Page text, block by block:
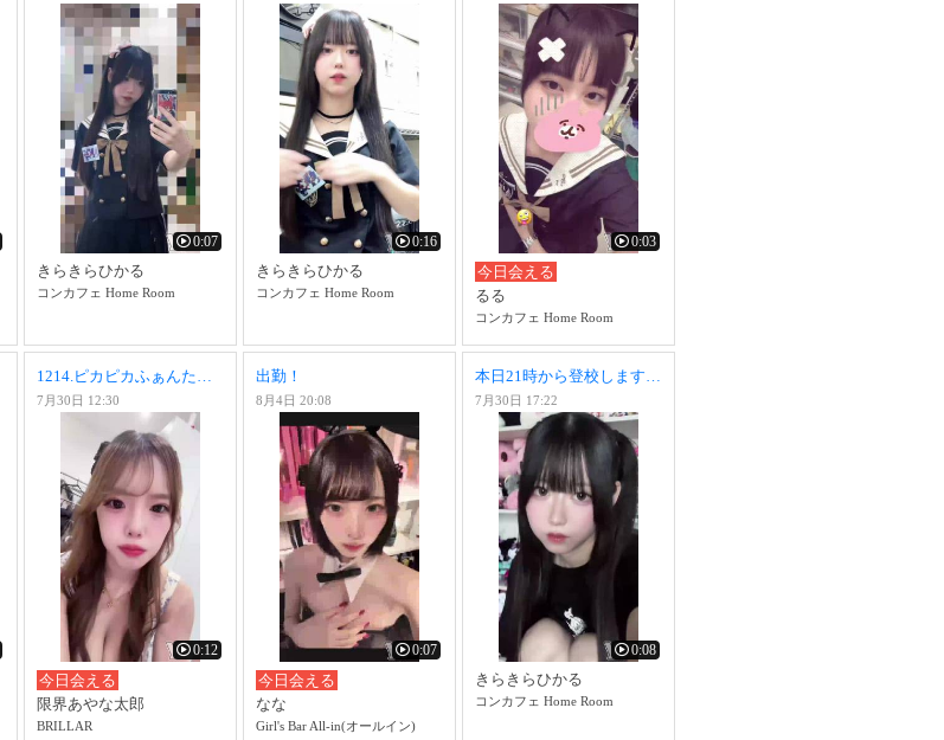
0:07
きらきらひかる
コンカフェ Home Room
0:16
きらきらひかる
コンカフェ Home Room
0:03
今日会える
るる
コンカフェ Home Room
1214.ピカピカふぁんたじん
7月30日 12:30
0:12
今日会える
限界あやな太郎
BRILLAR
出勤！
8月4日 20:08
0:07
今日会える
なな
Girl's Bar All-in(オールイン)
本日21時から登校しますᖛ ̫ ᖛ )⟡木曜日にいるのめずらしい~~
7月30日 17:22
0:08
きらきらひかる
コンカフェ Home Room